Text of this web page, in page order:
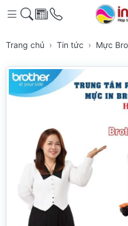
Trang chủ Tin tức Mực